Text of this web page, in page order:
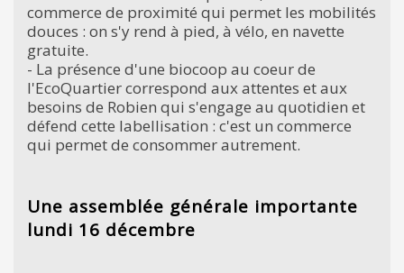
commerce de proximité qui permet les mobilités
douces : on s'y rend à pied, à vélo, en navette
gratuite.
- La présence d'une biocoop au coeur de
l'EcoQuartier correspond aux attentes et aux
besoins de Robien qui s'engage au quotidien et
défend cette labellisation : c'est un commerce
qui permet de consommer autrement.
Une assemblée générale importante
lundi 16 décembre